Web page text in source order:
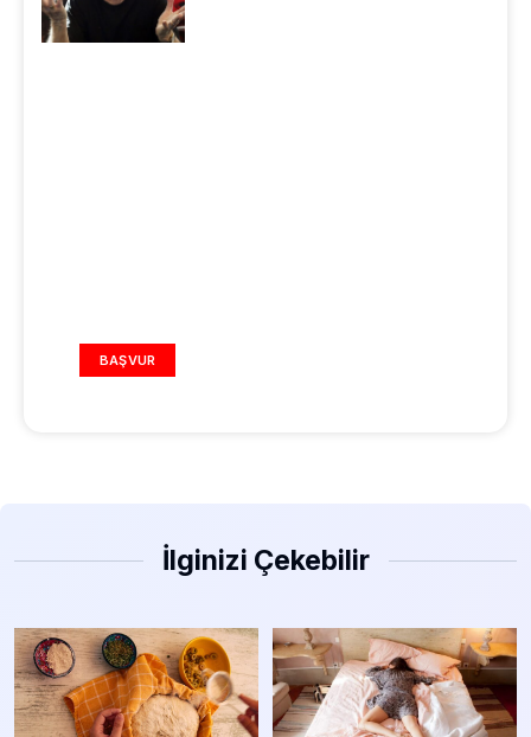
BAŞVUR
İlginizi Çekebilir